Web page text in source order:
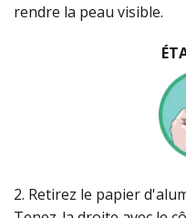
rendre la peau visible.
2. Retirez le papier